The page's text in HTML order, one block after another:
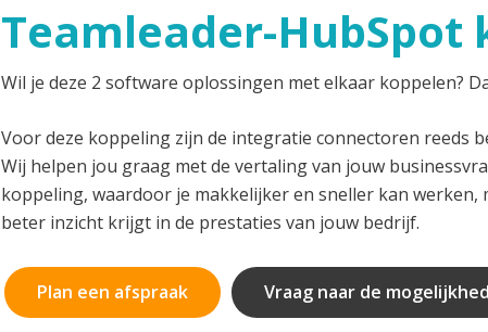
Teamleader-HubSpot
Wil je deze 2 software oplossingen met elkaar koppelen?
Voor deze koppeling zijn de integratie connectoren reeds
Wij helpen jou graag met de vertaling van jouw
koppeling, waardoor je makkelijker en sneller kan
beter inzicht krijgt in de prestaties van jouw bedrijf.
Plan een afspraak Vraag naar de